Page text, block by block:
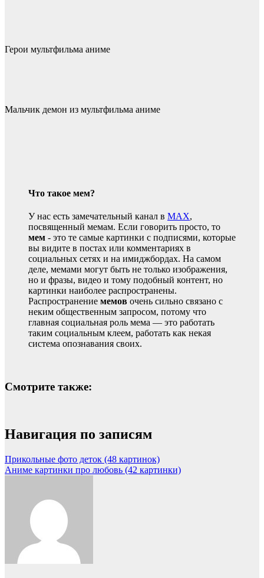
Герои мультфильма аниме
Мальчик демон из мультфильма аниме
Что такое мем?
У нас есть замечательный канал в MAX,
посвященный мемам. Если говорить просто, то
мем - это те самые картинки с подписями, которые
вы видите в постах или комментариях в
социальных сетях и на имиджбордах. На самом
деле, мемами могут быть не только изображения,
но и фразы, видео и тому подобный контент, но
картинки наиболее распространены.
Распространение мемов очень сильно связано с
неким общественным запросом, потому что
главная социальная роль мема — это работать
таким социальным клеем, работать как некая
система опознавания своих.
Смотрите также:
Навигация по записям
Прикольные фото деток (48 картинок)
Аниме картинки про любовь (42 картинки)